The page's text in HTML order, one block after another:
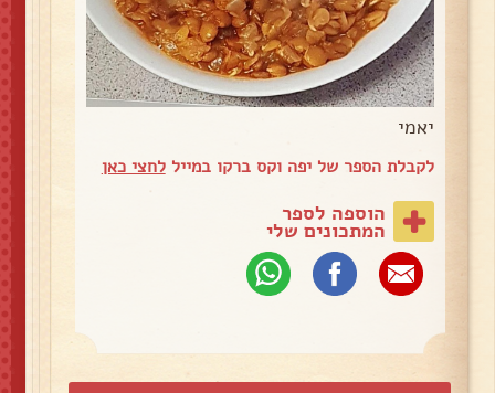
יאמי
לקבלת הספר של יפה וקס ברקו במייללחצי כאן
הוספה לספר
המתכונים שלי